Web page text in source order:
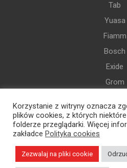
Tab
Yuasa
Fiamm
Bosch
Exide
Grom
i więcej
Korzystanie z witryny oznacza
plików cookies, z których
folderze przeglądarki. Więcej
zakładce Polityka cookies
Zezwalaj na pliki cookie